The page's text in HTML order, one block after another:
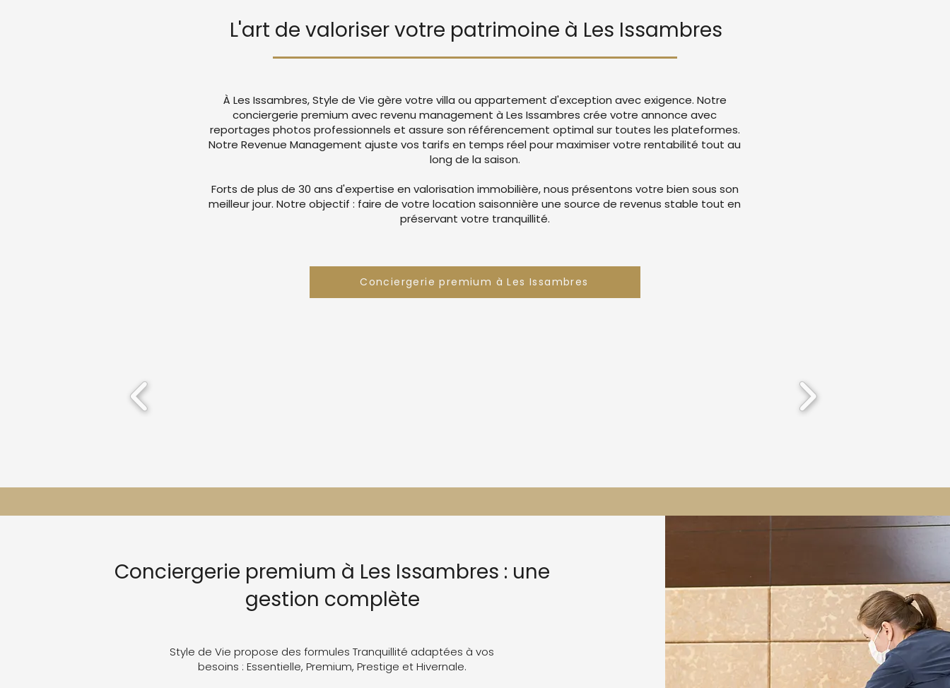
L'art de valoriser votre patrimoine à Les Issambres
À Les Issambres, Style de Vie gère votre villa ou appartement d'exception avec exigence. Notre
conciergerie premium avec revenu management à Les Issambres crée votre annonce avec
reportages photos professionnels et assure son référencement optimal sur toutes les plateformes.
Notre Revenue Management ajuste vos tarifs en temps réel pour maximiser votre rentabilité tout au
long de la saison.
Forts de plus de 30 ans d'expertise en valorisation immobilière, nous présentons votre bien sous son
meilleur jour. Notre objectif : faire de votre location saisonnière une source de revenus stable tout en
préservant votre tranquillité.
Conciergerie premium à Les Issambres
Conciergerie premium à Les Issambres : une
gestion complète
Style de Vie propose des formules Tranquillité adaptées à vos
besoins : Essentielle, Premium, Prestige et Hivernale.